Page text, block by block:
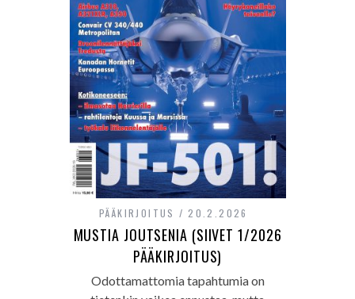
PÄÄKIRJOITUS 20.2.2026
MUSTIA JOUTSENIA (SIIVET 1/2026
PÄÄKIRJOITUS)
Odottamattomia tapahtumia on